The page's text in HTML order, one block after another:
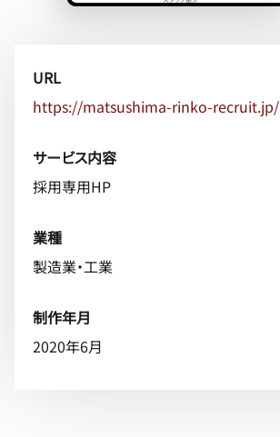
URL
https://matsushima-rinko-recruit.jp/
サービス内容
採用専用HP
業種
製造業・工業
制作年月
2020年6月